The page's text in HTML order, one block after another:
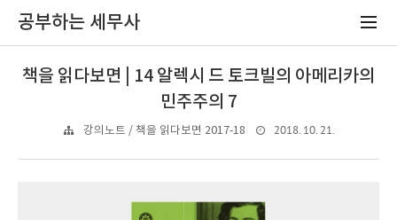
공부하는 세무사
책을 읽다보면 | 14 알렉시 드 토크빌의 아메리카의
민주주의 7
강의노트 / 책을 읽다보면 2017-18 2018. 10. 21.